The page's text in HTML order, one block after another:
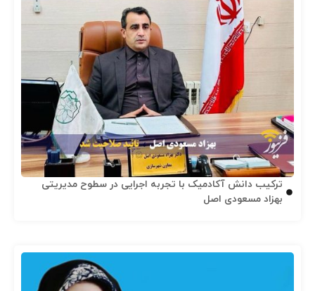
ترکیب دانش آکادمیک با تجربه اجرایی در سطوح مدیریتی
بهزاد مسعودی اصل